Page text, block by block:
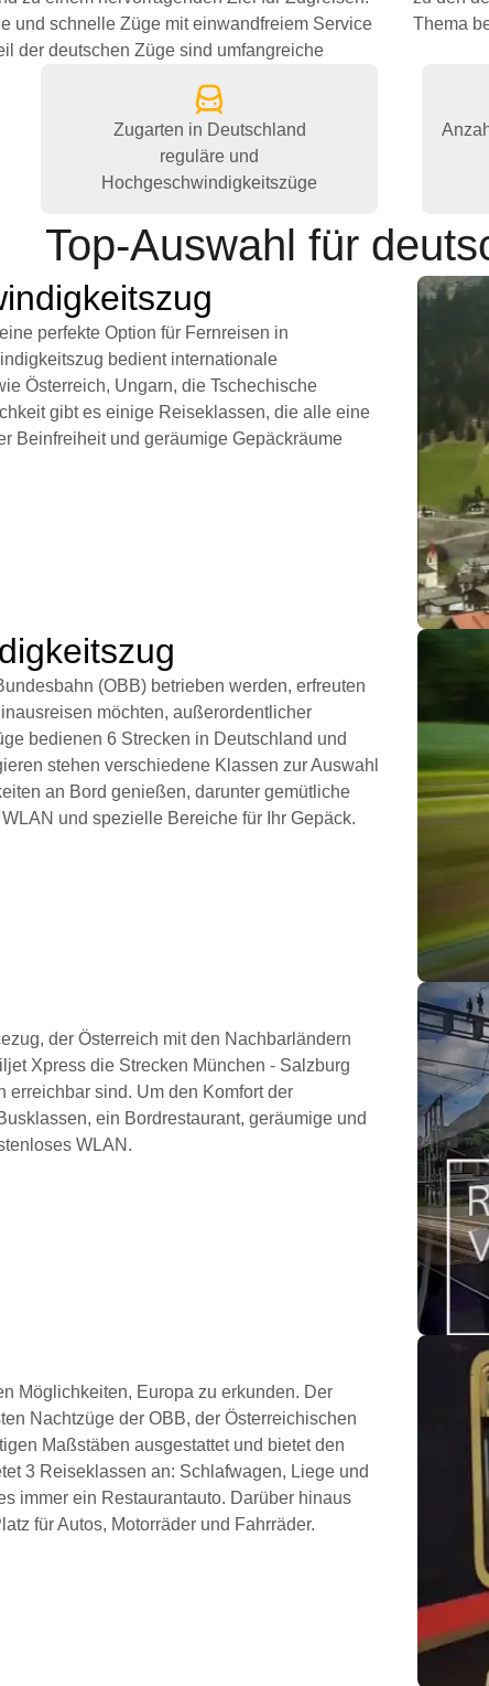
und schnelle Züge mit einwandfreiem Service
der deutschen Züge sind umfangreiche
Thema
Zugarten in Deutschland
reguläre und
Hochgeschwindigkeitszüge
Top-Auswahl für
perfekte Option für Fernreisen in
bedient internationale
Österreich, Ungarn, die Tschechische
gibt es einige Reiseklassen, die alle eine
Beinfreiheit und geräumige Gepäckräume
(OBB) betrieben werden, erfreuten
möchten, außerordentlicher
bedienen 6 Strecken in Deutschland und
stehen verschiedene Klassen zur Auswahl
an Bord genießen, darunter gemütliche
und spezielle Bereiche für Ihr Gepäck.
der Österreich mit den Nachbarländern
Xpress die Strecken München - Salzburg
erreichbar sind. Um den Komfort der
ein Bordrestaurant, geräumige und
WLAN.
Möglichkeiten, Europa zu erkunden. Der
Nachtzüge der OBB, der Österreichischen
Maßstäben ausgestattet und bietet den
3 Reiseklassen an: Schlafwagen, Liege und
immer ein Restaurantauto. Darüber hinaus
für Autos, Motorräder und Fahrräder.